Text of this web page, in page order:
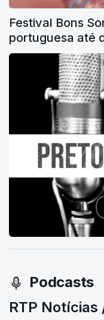
Festival Bons
portuguesa até
Podcasts
RTP Notícias